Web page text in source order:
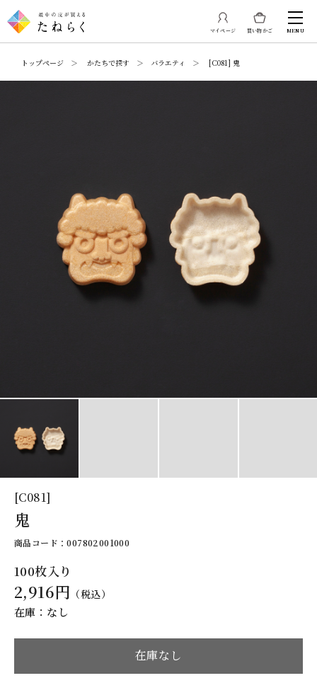
買い物かご
マイページ MENU
トップページ ＞ かたちで探す ＞ バラエティ ＞ [C081] 鬼
[C081]
鬼
商品コード：007802001000
100枚入り
2,916円 （税込）
在庫：なし
在庫なし